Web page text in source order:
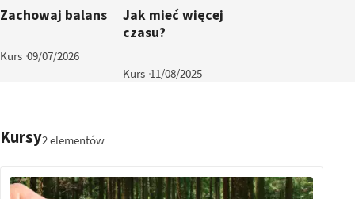
Zachowaj balans
Kurs 09/07/2026
Jak mieć więcej
czasu?
Kurs 11/08/2025
Kursy2 elementów